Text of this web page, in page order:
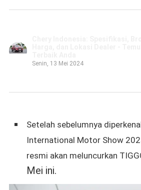
Senin, 13 Mei 2024
Setelah sebelumnya
International Motor Show
resmi akan meluncurkan
Mei ini.